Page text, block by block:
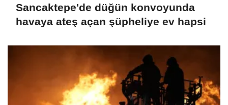
Sancaktepe'de düğün konvoyunda
havaya ateş açan şüpheliye ev hapsi